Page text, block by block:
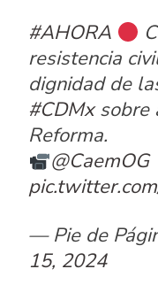
#AHORA
resistencia
dignidad de
#CDMxsobre
Reforma.
@CaemOG
— Pie de
15, 2024